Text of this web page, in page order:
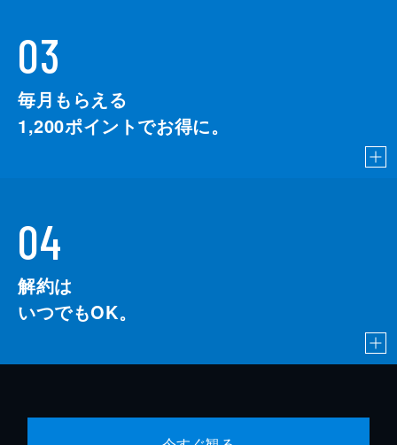
03
毎月もらえる
1,200ポイントでお得に。
04
解約は
いつでもOK。